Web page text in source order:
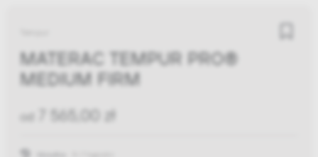
MATERAC TEMPUR PRO®
MEDIUM FIRM
od 7 565,00 zł